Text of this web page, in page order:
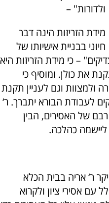
ולדורות" –
מידת הזריזות הינה דבר
חיוני בבניית אישיותו של
– כי מידת הזריזות היא
את כולן. ומוסיף כי
ולמצוות וגם לעניין תקנת
לעבודת הבורא יתברך. ר‘
של האסירים, הבין
כהלכה.
ר‘ אריה בבית הכלא
עם אסירי ציון ולקרוא